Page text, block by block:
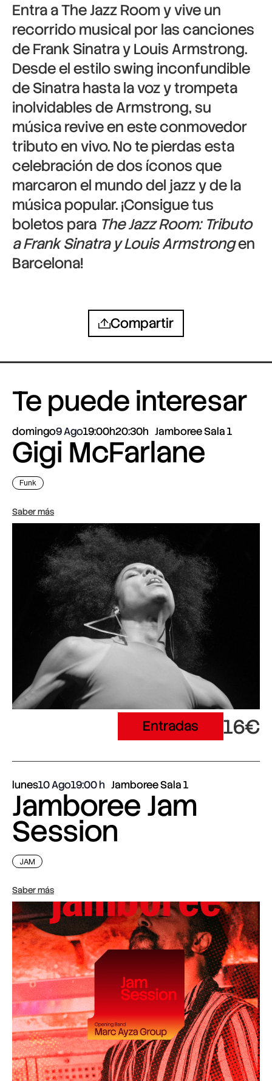
Entra a The Jazz Room y vive un
recorrido musical por las canciones
de Frank Sinatra y Louis Armstrong.
Desde el estilo swing inconfundible
de Sinatra hasta la voz y trompeta
inolvidables de Armstrong, su
música revive en este conmovedor
tributo en vivo. No te pierdas esta
celebración de dos íconos que
marcaron el mundo del jazz y de la
música popular. ¡Consigue tus
boletos para The Jazz Room: Tributo
a Frank Sinatra y Louis Armstrongen
Barcelona!
Compartir
Te puede interesar
domingo9 Ago19:00h20:30h Jamboree Sala 1
Gigi McFarlane
Funk
Saber más
Entradas 16€
lunes10 Ago19:00 Jamboree Sala 1
Jamboree Jam
Session
JAM
Saber más